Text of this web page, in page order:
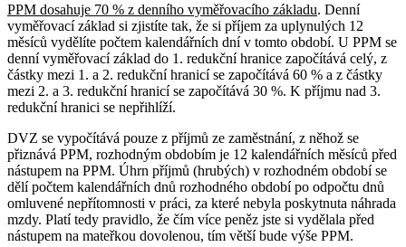
PPM dosahuje 70 % z denního vyměřovacího základu. Denní
vyměřovací základ si zjistíte tak, že si příjem za uplynulých 12
měsíců vydělíte počtem kalendářních dní v tomto období. U PPM se
denní vyměřovací základ do 1. redukční hranice započítává celý, z
částky mezi 1. a 2. redukční hranicí se započítává 60 % a z částky
mezi 2. a 3. redukční hranicí se započítává 30 %. K příjmu nad 3.
redukční hranici se nepřihlíží.
DVZ se vypočítává pouze z příjmů ze zaměstnání, z něhož se
přiznává PPM, rozhodným obdobím je 12 kalendářních měsíců před
nástupem na PPM. Úhrn příjmů (hrubých) v rozhodném období se
dělí počtem kalendářních dnů rozhodného období po odpočtu dnů
omluvené nepřítomnosti v práci, za které nebyla poskytnuta náhrada
mzdy. Platí tedy pravidlo, že čím více peněz jste si vydělala před
nástupem na mateřkou dovolenou, tím větší bude výše PPM.